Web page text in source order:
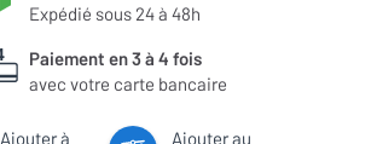
Expédié sous 24 à 48h
Paiement en 3 à 4 fois
avec votre carte bancaire
Ajouter à
Ajouter au